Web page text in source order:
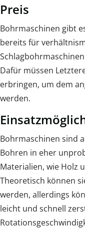
Preis
Bohrmaschinen gibt
bereits für
Dafür müssen
erbringen, um dem
werden.
Bohrmaschinen sind
Bohren in eher
Materialien, wie Holz
Theoretisch können
werden, allerdings
leicht und schnell